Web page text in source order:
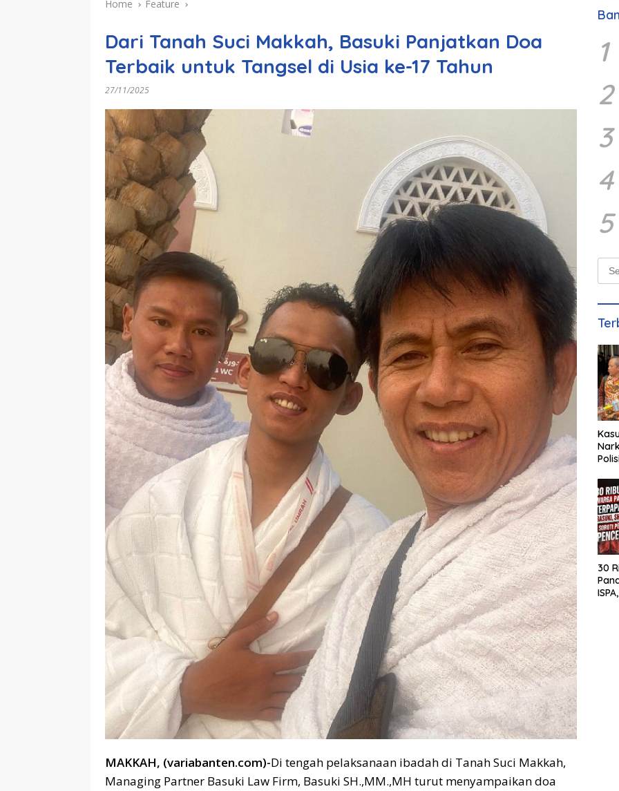
Home Feature
Dari Tanah Suci Makkah, Basuki Panjatkan Doa
Terbaik untuk Tangsel di Usia ke-17 Tahun
27/11/2025
MAKKAH, (variabanten.com)-Di tengah pelaksanaan ibadah di Tanah Suci Makkah,
Managing Partner Basuki Law Firm, Basuki SH.,MM.,MH turut menyampaikan doa
1
2
3
4
5
for:
30